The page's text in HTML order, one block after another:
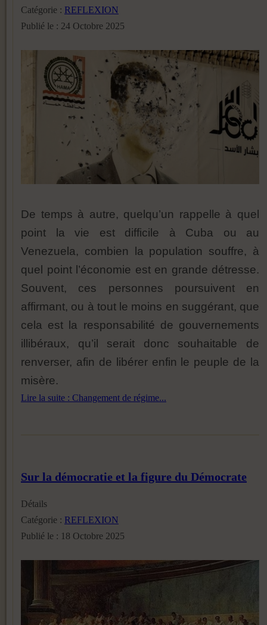
Catégorie : REFLEXION
Publié le : 24 Octobre 2025
De temps à autre, quelqu’un rappelle à quel
point la vie est difficile à Cuba ou au
Venezuela, combien la population souffre, à
quel point l’économie est en grande détresse.
Souvent, ces personnes poursuivent en
affirmant, ou à tout le moins en suggérant, que
cela est la responsabilité de gouvernements
illibéraux, qu’il serait donc souhaitable de
renverser, afin de libérer enfin le peuple de la
misère.
Lire la suite : Changement de régime...
Sur la démocratie et la figure du Démocrate
Détails
Catégorie : REFLEXION
Publié le : 18 Octobre 2025